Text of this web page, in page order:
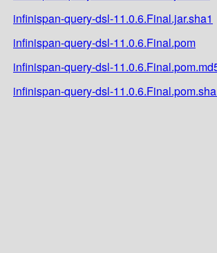
infinispan-query-dsl-11.0.6.Final.jar.sha1
infinispan-query-dsl-11.0.6.Final.pom
infinispan-query-dsl-
infinispan-query-dsl-